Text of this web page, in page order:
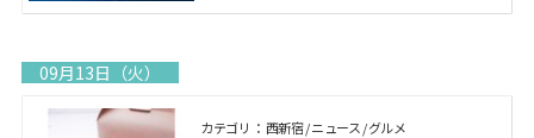
09月13日（火）
カテゴリ： 西新宿 / ニュース / グルメ